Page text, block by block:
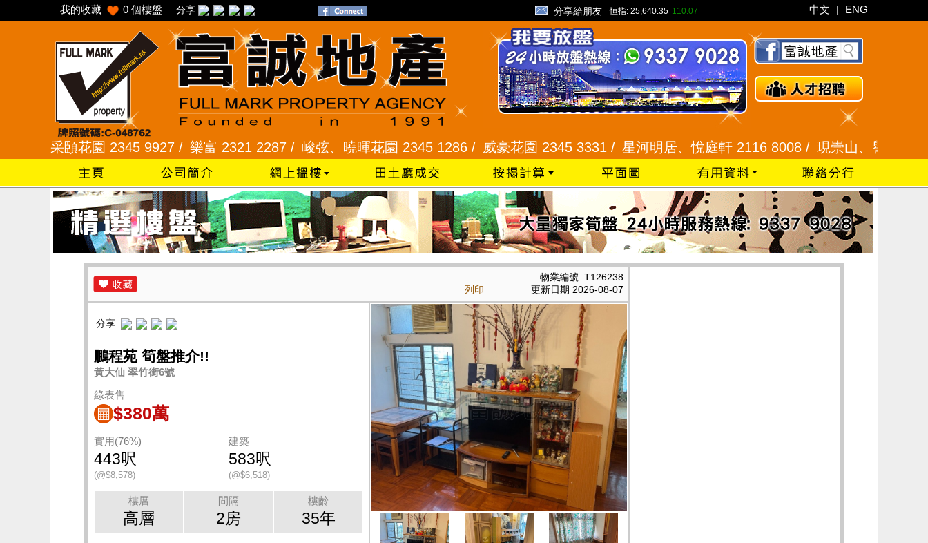
我的收藏 0 個樓盤 分享 分享給朋友 恒指: 25,640.35 110.07 中文 | ENG
采頣花園 2345 9927 /樂富 2321 2287 /峻弦、曉暉花園 2345 1286 /威豪花園 2345 3331 /星河明居、悅庭軒 2116 8008 /現崇山、譽港灣 2345
列印
物業編號: T126238
更新日期 2026-08-07
分享
鵬程苑 筍盤推介!!
黃大仙 翠竹街6號
綠表售
$380萬
實用(76%)
443呎
(@$8,578)
建築
583呎
(@$6,518)
樓層
高層
間隔
2房
樓齡
35年